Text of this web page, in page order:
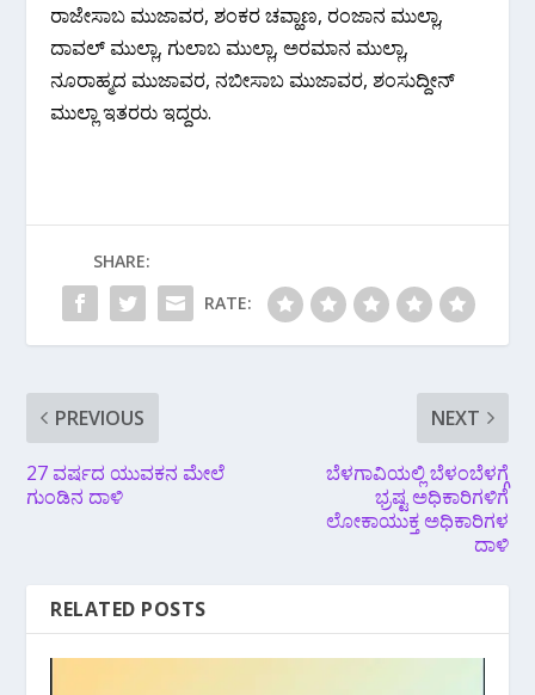
ರಾಜೇಸಾಬ ಮುಜಾವರ, ಶಂಕರ ಚವ್ಹಾಣ, ರಂಜಾನ ಮುಲ್ಲಾ,
ದಾವಲ್ ಮುಲ್ಲಾ, ಗುಲಾಬ ಮುಲ್ಲಾ, ಅರಮಾನ ಮುಲ್ಲಾ,
ನೂರಾಹ್ಮದ ಮುಜಾವರ, ನಬೀಸಾಬ ಮುಜಾವರ, ಶಂಸುದ್ದೀನ್
ಮುಲ್ಲಾ ಇತರರು ಇದ್ದರು.
SHARE:
RATE:
PREVIOUS
27 ವರ್ಷದ ಯುವಕನ ಮೇಲೆ
ಗುಂಡಿನ ದಾಳಿ
NEXT
ಬೆಳಗಾವಿಯಲ್ಲಿ ಬೆಳಂಬೆಳಗ್ಗೆ
ಭ್ರಷ್ಟ ಅಧಿಕಾರಿಗಳಿಗೆ
ಲೋಕಾಯುಕ್ತ ಅಧಿಕಾರಿಗಳ
ದಾಳಿ
RELATED POSTS